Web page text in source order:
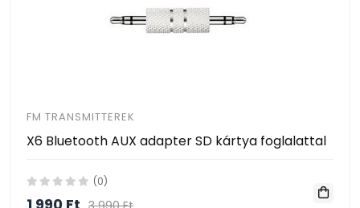
FM TRANSMITTEREK
X6 Bluetooth AUX adapter SD kártya foglalattal
(0)